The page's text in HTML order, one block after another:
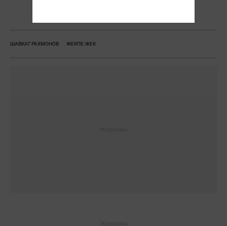
ШАВКАТ РАХМОНОВ ЖЕКПЕ-ЖЕК